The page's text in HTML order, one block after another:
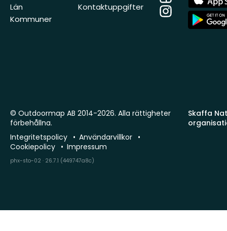
Län
Kommuner
Kontaktuppgifter
InstagramStore
App
Store
Skaffa
© Outdoormap AB 2014-2026. Alla rättigheter
förbehållna.
Integritetspolicy
Användarvillkor
Cookiepolicy
Impressum
phx-sto-02 · 26.7.1 (449747a8c)